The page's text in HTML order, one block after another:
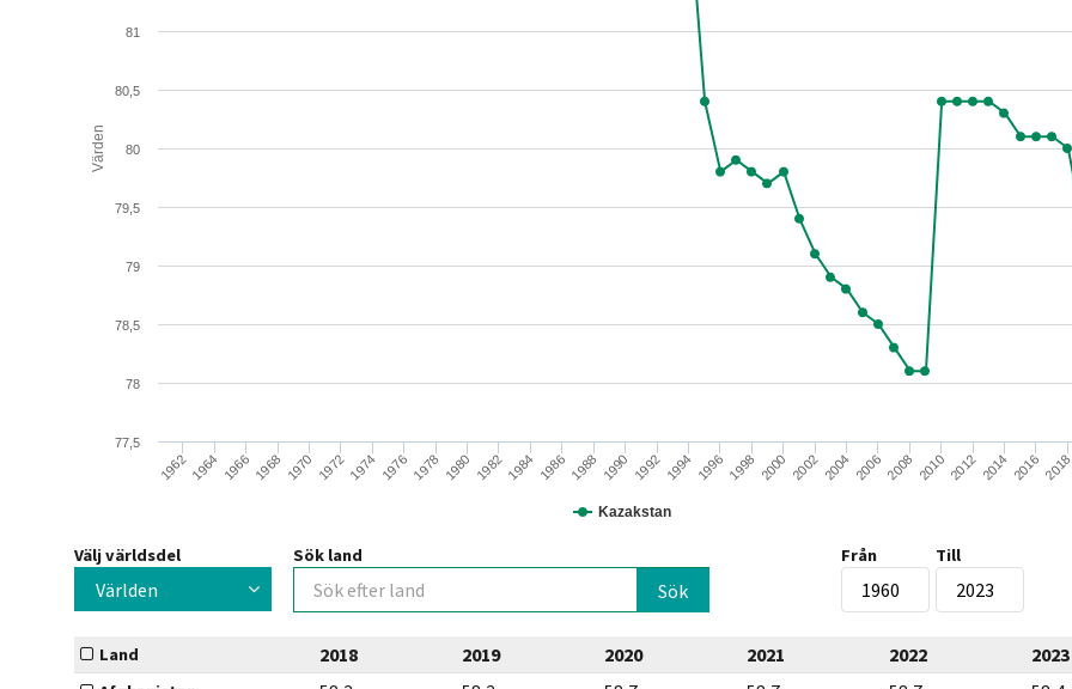
Värden
Kazakstan
19621964 1966 1968 1970 19721974 1976 1978 1980 19821984 1986 1988 1990 1992 1994 1996 1998 2000 2002 2004 2006 2008 2010 2012 2014 2016 2018
77,5
78
78,5
79
79,5
80
80,5
81
Välj världsdel
Världen
Sök land Från Till
Land 2018 2019 2020 2021 2022 2023